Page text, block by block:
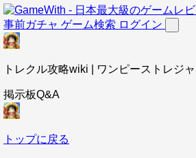
事前ガチャ ゲーム検索 ログイン
トレクル攻略wiki | ワンピーストレジ
掲示板Q&A
トップに戻る